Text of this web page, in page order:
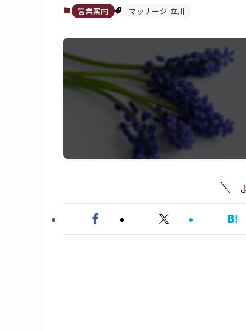
営業案内 マッサージ 立川